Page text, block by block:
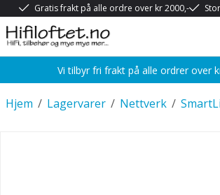
Gratis frakt på alle ordre over kr 2000,-
Vi tilbyr fri frakt på alle ordrer over
/
Hjem /
Lagervarer /
Nettverk